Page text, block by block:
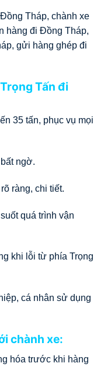
Tháp, chành xe
hàng đi Đồng Tháp,
gửi hàng ghép đi
Tấn đi
35 tấn, phục vụ mọi
ngờ.
ràng, chi tiết.
quá trình vận
khi lỗi từ phía Trọng
cá nhân sử dụng
chành xe:
hóa trước khi hàng